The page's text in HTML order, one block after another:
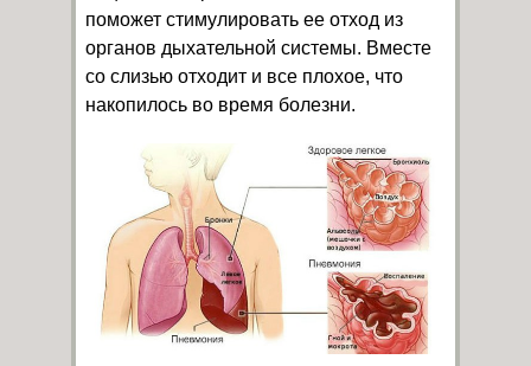
поможет стимулировать ее отход из
органов дыхательной системы. Вместе
со слизью отходит и все плохое, что
накопилось во время болезни.